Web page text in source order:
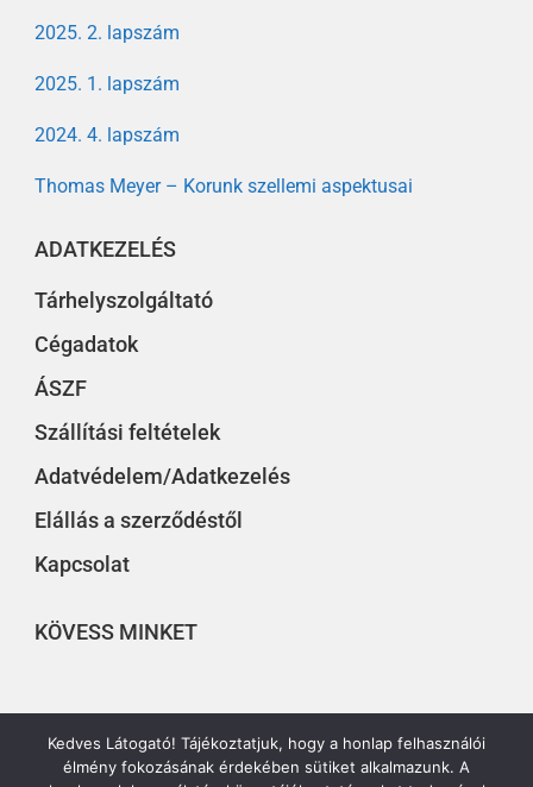
2025. 2. lapszám
2025. 1. lapszám
2024. 4. lapszám
Thomas Meyer – Korunk szellemi aspektusai
ADATKEZELÉS
Tárhelyszolgáltató
Cégadatok
ÁSZF
Szállítási feltételek
Adatvédelem/Adatkezelés
Elállás a szerződéstől
Kapcsolat
KÖVESS MINKET
© 2019 – 2022 EURÓPAI KÖZÉP – Minden jog
Kedves Látogató! Tájékoztatjuk, hogy a honlap felhasználói
élmény fokozásának érdekében sütiket alkalmazunk. A